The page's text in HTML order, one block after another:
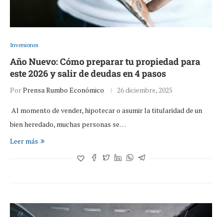
Inversiones
Año Nuevo: Cómo preparar tu propiedad para
este 2026 y salir de deudas en 4 pasos
PorPrensa Rumbo Económico 26 diciembre, 2025
Al momento de vender, hipotecar o asumir la titularidad de un
bien heredado, muchas personas se…
Leer más